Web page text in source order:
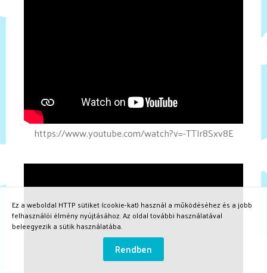
https://www.youtube.com/watch?v=-TTIr8Sxv8E
Ez a weboldal HTTP sütiket (cookie-kat) használ a működéséhez és a jobb
felhasználói élmény nyújtásához. Az oldal további használatával
beleegyezik a sütik használatába.
Rendben